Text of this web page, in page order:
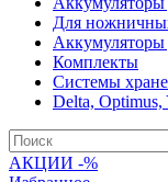
Для
Аккумуляторы
Комплекты
Системы
Delta, Optimus,
АКЦИИ -%